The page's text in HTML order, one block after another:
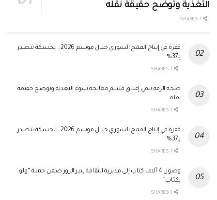
التغذية وتوضح حقيقة نقله
قفزة في إنتاج القمح السوري خلال موسم 2026.. الحسكة تتصدر
بـ37%
صحة الرقة تنفي إغلاق قسم معالجة سوء التغذية وتوضح حقيقة
نقله
قفزة في إنتاج القمح السوري خلال موسم 2026.. الحسكة تتصدر
بـ37%
وصول 4 آلاف كتاب إلى مديرية الثقافة بدير الزور ضمن حملة “ولو
بكتاب”